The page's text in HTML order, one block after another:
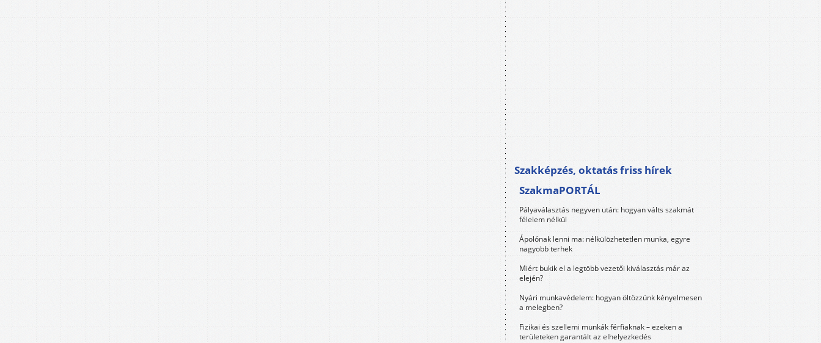
Szakképzés, oktatás friss hírek
SzakmaPORTÁL
Pályaválasztás negyven után: hogyan válts szakmát
félelem nélkül
Ápolónak lenni ma: nélkülözhetetlen munka, egyre
nagyobb terhek
Miért bukik el a legtöbb vezetői kiválasztás már az
elején?
Nyári munkavédelem: hogyan öltözzünk kényelmesen
a melegben?
Fizikai és szellemi munkák férfiaknak – ezeken a
területeken garantált az elhelyezkedés